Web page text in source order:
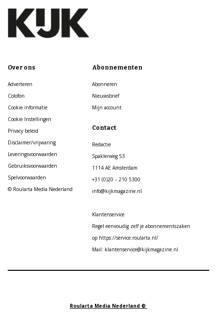
Over ons
Adverteren
Colofon
Cookie informatie
Cookie Instellingen
Privacy beleid
Disclaimer/vrijwaring
Leveringsvoorwaarden
Gebruiksvoorwaarden
Spelvoorwaarden
© Roularta Media Nederland
Abonnementen
Abonneren
Nieuwsbrief
Mijn account
Contact
Redactie
Spaklerweg 53
1114 AE Amsterdam
+31 (0)20 – 210 5300
info@kijkmagazine.nl
Klantenservice
Regel eenvoudig zelf je abonnementszaken
op https://service.roularta.nl/
Mail: klantenservice@kijkmagazine.nl
Roularta Media Nederland ©